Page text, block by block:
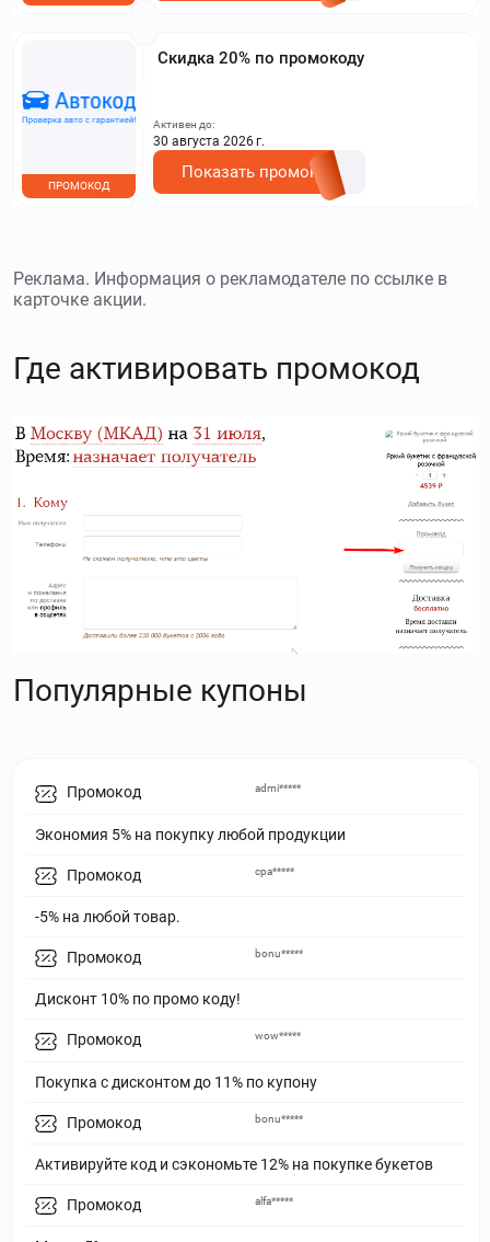
Скидка 20% по промокоду
ПРОМОКОД
Активен до:
30 августа 2026 г.
Показать промокод
Реклама. Информация о рекламодателе по ссылке в
карточке акции.
Где активировать промокод
Популярные купоны
Промокод
Экономия 5% на покупку любой продукции
admi*****
Промокод
-5% на любой товар.
cpa*****
Промокод
Дисконт 10% по промо коду!
bonu*****
Промокод
Покупка с дисконтом до 11% по купону
wow*****
Промокод
Активируйте код и сэкономьте 12% на покупке букетов
bonu*****
Промокод alfa*****